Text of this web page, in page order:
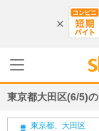
東京都大田区(6/5)
東京都、大田区